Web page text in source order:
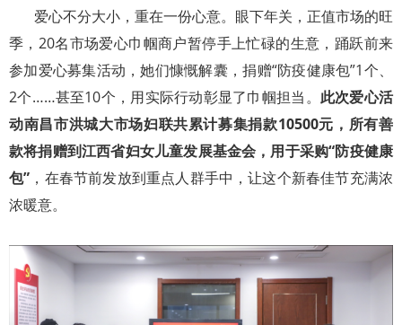
爱心不分大小，重在一份心意。眼下年关，正值市场的旺
季，20名市场爱心巾帼商户暂停手上忙碌的生意，踊跃前来
参加爱心募集活动，她们慷慨解囊，捐赠“防疫健康包”1个、
2个……甚至10个，用实际行动彰显了巾帼担当。 此次爱心活
动南昌市洪城大市场妇联共累计募集捐款10500元，所有善
款将捐赠到江西省妇女儿童发展基金会，用于采购“防疫健康
包” ，在春节前发放到重点人群手中，让这个新春佳节充满浓
浓暖意。